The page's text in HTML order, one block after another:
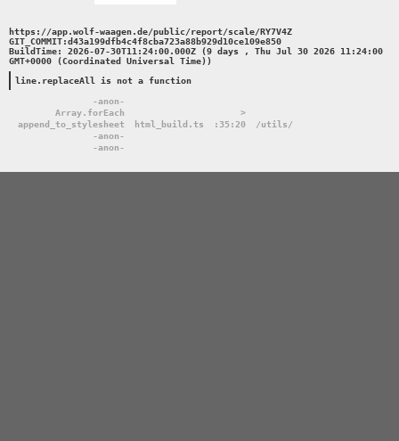
https://app.wolf-waagen.de/public/report/scale/RY7V4Z
GIT_COMMIT:d43a199dfb4c4f8cba723a88b929d10ce109e850
BuildTime: 2026-07-30T11:24:00.000Z (9 days , Thu Jul 30 2026 11:24:00
GMT+0000 (Coordinated Universal Time))
line.replaceAll is not a function
-anon-
Array.forEach
>
append_to_stylesheet
html_build.ts :35:20
/utils/
-anon-
-anon-